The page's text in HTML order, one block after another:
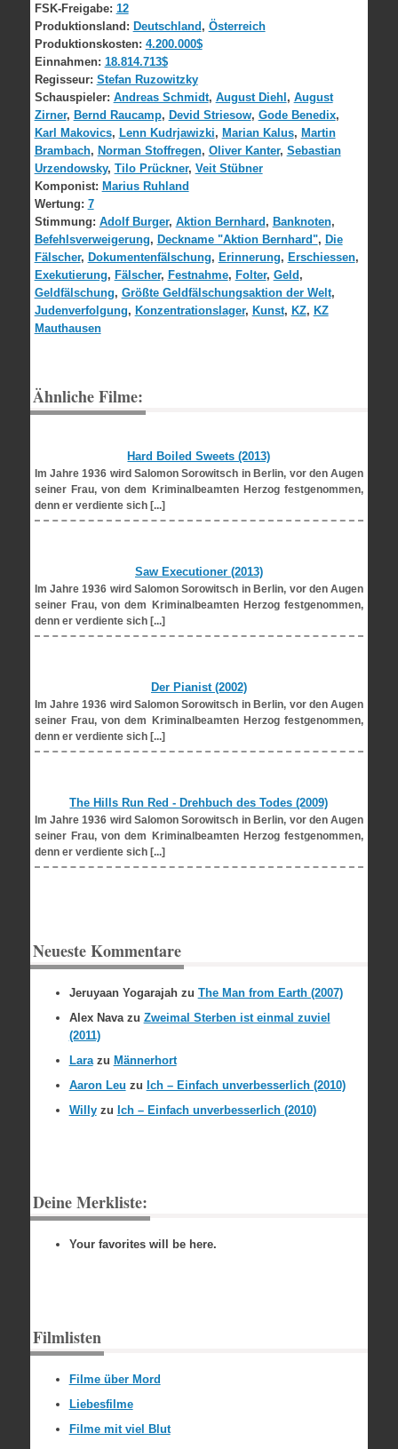
FSK-Freigabe: 12
Produktionsland: Deutschland, Österreich
Produktionskosten: 4.200.000$
Einnahmen: 18.814.713$
Regisseur: Stefan Ruzowitzky
Schauspieler: Andreas Schmidt, August Diehl, August
Zirner, Bernd Raucamp, Devid Striesow, Gode Benedix,
Karl Makovics, Lenn Kudrjawizki, Marian Kalus, Martin
Brambach, Norman Stoffregen, Oliver Kanter, Sebastian
Urzendowsky, Tilo Prückner, Veit Stübner
Komponist: Marius Ruhland
Wertung: 7
Stimmung: Adolf Burger, Aktion Bernhard, Banknoten,
Befehlsverweigerung, Deckname "Aktion Bernhard", Die
Fälscher, Dokumentenfälschung, Erinnerung, Erschiessen,
Exekutierung, Fälscher, Festnahme, Folter, Geld,
Geldfälschung, Größte Geldfälschungsaktion der Welt,
Judenverfolgung, Konzentrationslager, Kunst, KZ, KZ
Mauthausen
Ähnliche Filme:
Hard Boiled Sweets (2013)
Im Jahre 1936 wird Salomon Sorowitsch in Berlin, vor den Augen
seiner Frau, von dem Kriminalbeamten Herzog festgenommen,
denn er verdiente sich [...]
Saw Executioner (2013)
Im Jahre 1936 wird Salomon Sorowitsch in Berlin, vor den Augen
seiner Frau, von dem Kriminalbeamten Herzog festgenommen,
denn er verdiente sich [...]
Der Pianist (2002)
Im Jahre 1936 wird Salomon Sorowitsch in Berlin, vor den Augen
seiner Frau, von dem Kriminalbeamten Herzog festgenommen,
denn er verdiente sich [...]
The Hills Run Red - Drehbuch des Todes (2009)
Im Jahre 1936 wird Salomon Sorowitsch in Berlin, vor den Augen
seiner Frau, von dem Kriminalbeamten Herzog festgenommen,
denn er verdiente sich [...]
Neueste Kommentare
Jeruyaan Yogarajahzu The Man from Earth (2007)
Alex Navazu Zweimal Sterben ist einmal zuviel
(2011)
Larazu Männerhort
Aaron Leu zu Ich – Einfach unverbesserlich (2010)
Willyzu Ich – Einfach unverbesserlich (2010)
Deine Merkliste:
Your favorites will be here.
Filmlisten
Filme über Mord
Liebesfilme
Filme mit viel Blut